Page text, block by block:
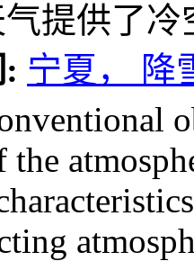
提供了
宁夏， 降
the